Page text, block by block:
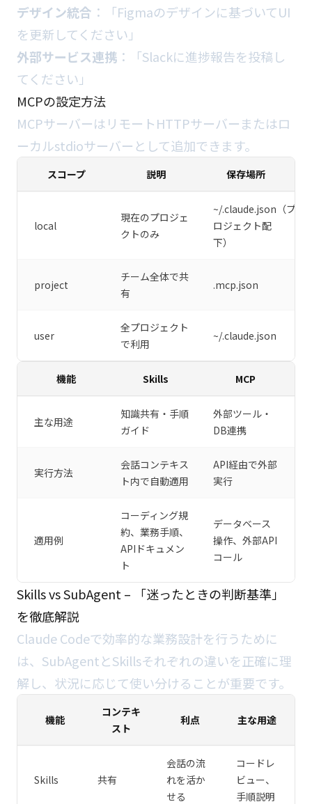
デザイン統合 ：「Figmaのデザインに基づいてUI
を更新してください」
外部サービス連携 ：「Slackに進捗報告を投稿し
てください」
MCPの設定方法
MCPサーバーはリモートHTTPサーバーまたはロ
ーカルstdioサーバーとして追加できます。
スコープ 説明 保存場所
local
現在のプロジェ
クトのみ
~/.claude.json（プ
ロジェクト配
下）
project
チーム全体で共
有
.mcp.json
user
全プロジェクト
で利用
~/.claude.json
機能 Skills MCP
主な用途
知識共有・手順
ガイド
外部ツール・
DB連携
実行方法
会話コンテキス
ト内で自動適用
API経由で外部
実行
適用例
コーディング規
約、業務手順、
APIドキュメン
ト
データベース
操作、外部API
コール
Skills vs SubAgent – 「迷ったときの判断基準」
を徹底解説
Claude Codeで効率的な業務設計を行うために
は、SubAgentとSkillsそれぞれの違いを正確に理
解し、状況に応じて使い分けることが重要です。
機能
コンテキ
スト
利点 主な用途
Skills 共有
会話の流
れを活か
せる
コードレ
ビュー、
手順説明